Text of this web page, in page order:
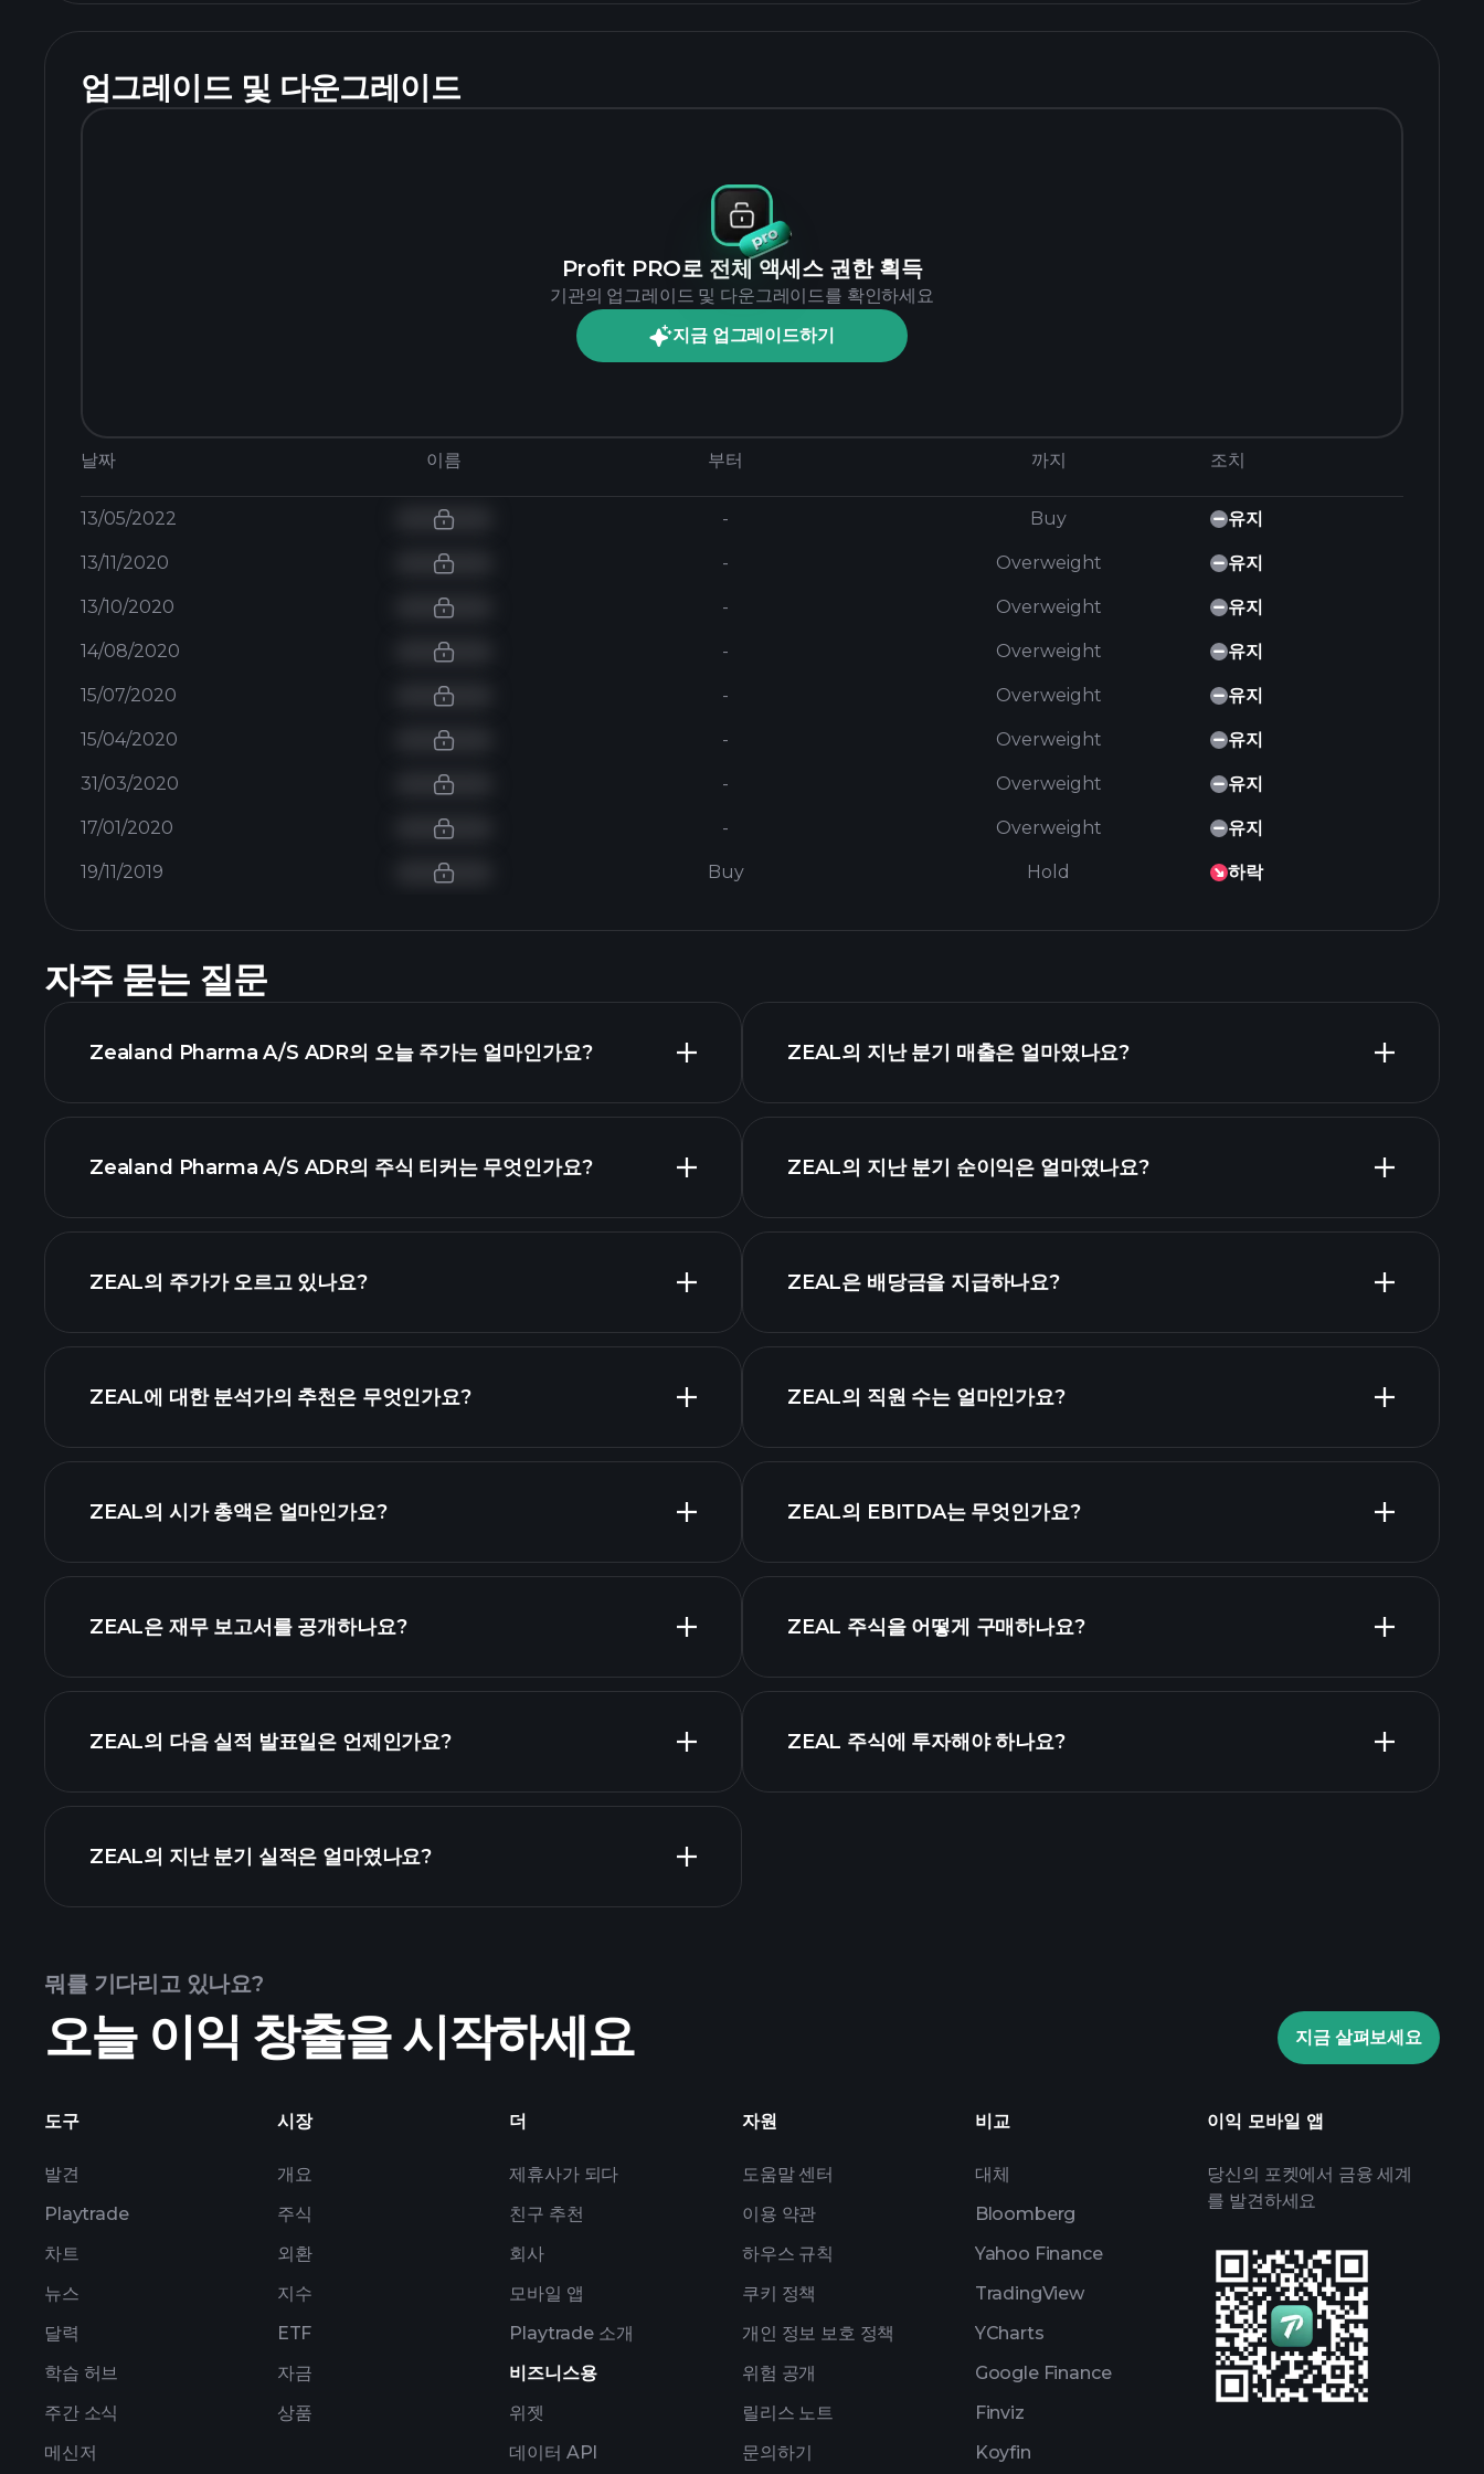
업그레이드 및 다운그레이드
Profit PRO로 전체 액세스 권한 획득
기관의 업그레이드 및 다운그레이드를 확인하세요
지금 업그레이드하기
날짜 이름 부터 까지 조치
13/05/2022 - Buy 유지
13/11/2020 - Overweight 유지
13/10/2020 - Overweight 유지
14/08/2020 - Overweight 유지
15/07/2020 - Overweight 유지
15/04/2020 - Overweight 유지
31/03/2020 - Overweight 유지
17/01/2020 - Overweight 유지
19/11/2019 Buy Hold 하락
자주 묻는 질문
Zealand Pharma A/S ADR의 오늘 주가는 얼마인가요?
Zealand Pharma A/S ADR의 주식 티커는 무엇인가요?
ZEAL의 주가가 오르고 있나요?
ZEAL에 대한 분석가의 추천은 무엇인가요?
ZEAL의 시가 총액은 얼마인가요?
시가 총
액 순위
ZEAL은 재무 보고서를 공개하나요?
ZEAL의 다음 실적 발표일은 언제인가요?
실적 캘린더
ZEAL의 지난 분기 실적은 얼마였나요?
ZEAL 실적
ZEAL의 지난 분기 매출은 얼마였나요?
ZEAL의 지난 분기 순이익은 얼마였나요?
ZEAL은 배당금을 지급하나요?
고배당 주식 목록
ZEAL의 직원 수는 얼마인가요?
가장 큰 고용주 목록
ZEAL의 EBITDA는 무엇인가요?
ZEAL 주식을 어떻게 구매하나요?
Playtrade
ZEAL 주식에 투자해야 하나요?
억만장자 포트
뭐를 기다리고 있나요?
오늘 이익 창출을 시작하세요 지금 살펴보세요
도구
발견
Playtrade
차트
뉴스
달력
학습 허브
주간 소식
메신저
시장
개요
주식
외환
지수
ETF
자금
상품
더
제휴사가 되다
친구 추천
회사
모바일 앱
Playtrade 소개
비즈니스용
위젯
데이터 API
자원
도움말 센터
이용 약관
하우스 규칙
쿠키 정책
개인 정보 보호 정책
위험 공개
릴리스 노트
문의하기
비교
대체
Bloomberg
Yahoo Finance
TradingView
YCharts
Google Finance
Finviz
Koyfin
이익 모바일 앱
당신의 포켓에서 금융 세계
를 발견하세요